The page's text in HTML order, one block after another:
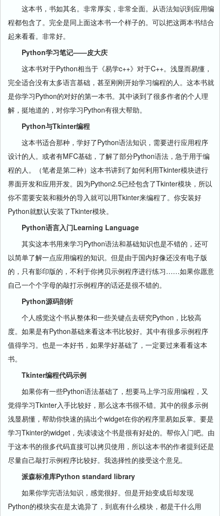
这本书，书如其名。非常厚实，非常全面。从语法知识到应用编
程都包含了。完全是同上面这本书一个样子的。可以把这两本书结合
起来看看。非常好。
Python学习笔记——皮大庆
这本书对于Python相当于《易学c++》对于C++。浅显而易懂，
完全适合没有太多语言基础，甚至刚刚开始学习编程的人。这本书就
是你学习Python的对好的第一本书。其中谈到了很多作者的个人理
解，挺地道的，对你学习Python有很大帮助。
Python与Tkinter编程
这本书适合那种，学好了Python语法知识，需要进行应用程序
设计的人。或者有MFC基础，了解了部分Python语法，急于用于编
程的人。（笔者是第二种）这本书讲到了如何利用Tkinter模块进行
界面开发和应用开发。因为Python2.5已经包含了Tkinter模块，所以
你不需要安装和额外的导入就可以用Tkinter来编程了。你安装好
Python就默认安装了Tkinter模块。
Python语言入门Learning Language
其实这本书用来学习Python语法和基础知识也是不错的，还可
以简单了解一点应用编程的知识。但是由于国内好像还没有电子版
的，只有影印版的，不利于你拷贝示例程序进行练习……如果你愿意
自己一个个字母的敲打示例程序的话还是很不错的。
Python源码剖析
个人感觉这个书从整体和一些关键点去研究Python，比较高
度。如果是有Python基础来看这本书比较好。其中有很多示例程序
值得学习。也是一本好书，如果学好基础了，一定要过来看看这本
书。
Tkinter编程代码示例
如果你有一些Python语法基础了，想要马上学习应用编程，又
觉得学习Tkinter入手比较好，那么这本书很不错。其中的很多示例
浅显易懂，帮助你快速的搞出个widget在你的程序里易如反掌。要是
学习Tkinter的widget，先读读这个书是很有好处的。帮你入门吧。由
于这本书的很多代码直接可以拷贝使用，所以这本书的作者提到还是
尽量自己敲打示例程序比较好。我选择性的接受这个意见。
派森标准库Python standard library
如果你学完语法知识，感觉很好。但是开始变成后却发现
Python的模块实在是太诡异了，到底有什么模块，都是干什么用